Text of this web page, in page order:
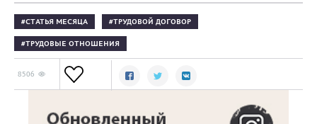
СТАТЬЯ МЕСЯЦА ТРУДОВОЙ ДОГОВОР
ТРУДОВЫЕ ОТНОШЕНИЯ
8506